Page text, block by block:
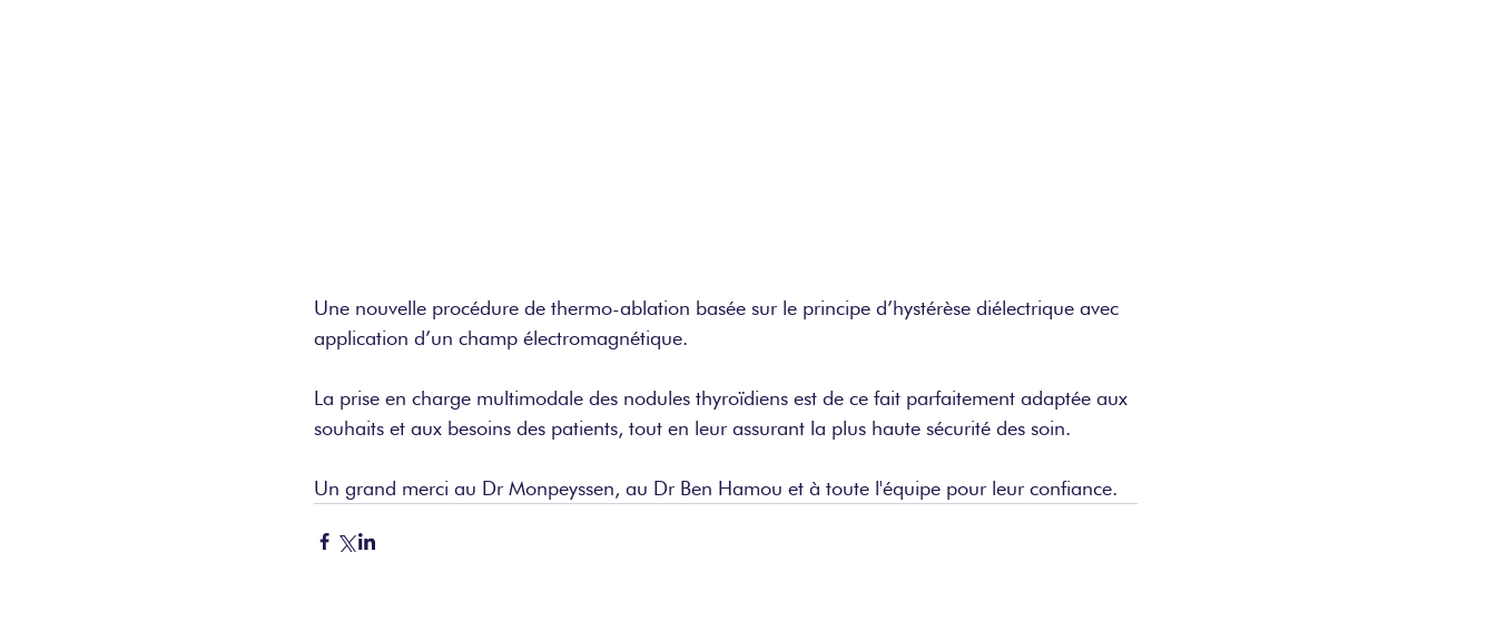
Une nouvelle procédure de thermo-ablation basée sur le principe d’hystérèse diélectrique avec
application d’un champ électromagnétique.
La prise en charge multimodale des nodules thyroïdiens est de ce fait parfaitement adaptée aux
souhaits et aux besoins des patients, tout en leur assurant la plus haute sécurité des soin.
Un grand merci au Dr Monpeyssen, au Dr Ben Hamou et à toute l'équipe pour leur confiance.